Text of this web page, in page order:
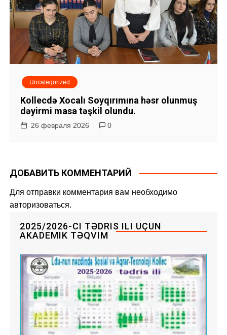
Uncategorized
Kollecdə Xocalı Soyqırımına həsr olunmuş
dəyirmi masa təşkil olundu.
26 февраля 2026 0
ДОБАВИТЬ КОММЕНТАРИЙ
Для отправки комментария вам необходимо
авторизоваться.
2025/2026-CI TƏDRIS ILI ÜÇÜN
AKADEMIK TƏQVIM